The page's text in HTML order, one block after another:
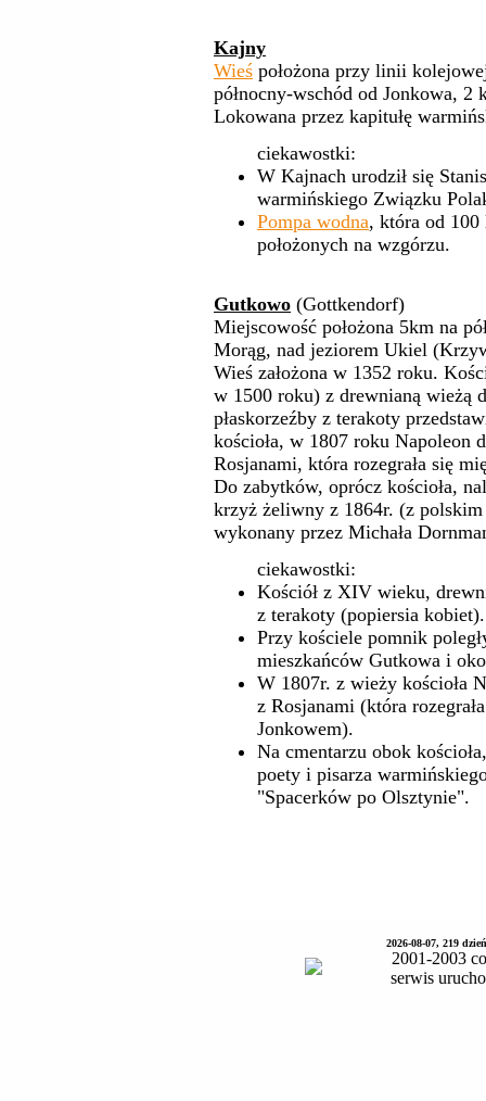
Kajny
Wieś położona przy linii
północny-wschód od Jonkowa, 2
Lokowana przez kapitułę
ciekawostki:
W Kajnach urodził się
warmińskiego Związku
Pompa wodna, która od
położonych na wzgórzu.
Gutkowo (Gottkendorf)
Miejscowość położona 5km na
Morąg, nad jeziorem Ukiel
Wieś założona w 1352 roku.
w 1500 roku) z drewnianą wieżą
płaskorzeźby z terakoty
kościoła, w 1807 roku
Rosjanami, która rozegrała się
Do zabytków, oprócz kościoła,
krzyż żeliwny z 1864r. (z
wykonany przez Michała
ciekawostki:
Kościół z XIV wieku,
z terakoty (popiersia kobiet).
Przy kościele pomnik
mieszkańców Gutkowa i
W 1807r. z wieży kościoła
z Rosjanami (która
Jonkowem).
Na cmentarzu obok
poety i pisarza
"Spacerków po Olsztynie".
2026-08-07, 219
2001-2003
serwis